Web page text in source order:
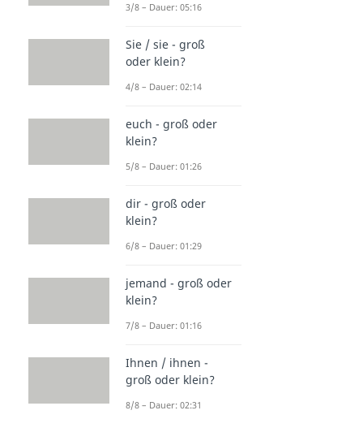
3/8 – Dauer: 05:16
Sie / sie - groß
oder klein?
4/8 – Dauer: 02:14
euch - groß oder
klein?
5/8 – Dauer: 01:26
dir - groß oder
klein?
6/8 – Dauer: 01:29
jemand - groß oder
klein?
7/8 – Dauer: 01:16
Ihnen / ihnen -
groß oder klein?
8/8 – Dauer: 02:31